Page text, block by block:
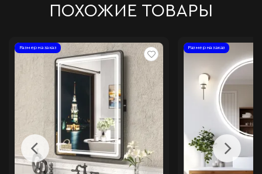
ПОХОЖИЕ ТОВАРЫ
Размер на заказ Размер на заказ